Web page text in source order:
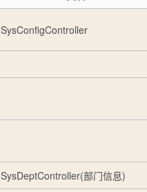
SysConfigController
SysDeptController(部门信息)